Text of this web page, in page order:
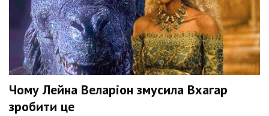
Чому Лейна Веларіон змусила Вхагар
зробити це